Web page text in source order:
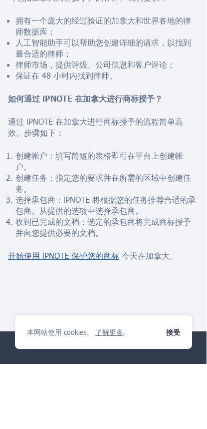
本网站使用 cookies。 了解更多. 接受
拥有一个庞大的经过验证的加拿大和世界各地的律
师数据库；
人工智能助手可以帮助您创建详细的请求，以找到
最合适的律师；
律师市场，提供评级、公司信息和客户评论；
保证在 48 小时内找到律师。
如何通过 iPNOTE 在加拿大进行商标授予？
通过 iPNOTE 在加拿大进行商标授予的流程简单高
效。步骤如下：
创建帐户：填写简短的表格即可在平台上创建帐
户。
创建任务：指定您的要求并在所需的区域中创建任
务。
选择承包商：iPNOTE 将根据您的任务推荐合适的承
包商。从提供的选项中选择承包商。
收到已完成的文档：选定的承包商将完成商标授予
并向您提供必要的文档。
开始使用 iPNOTE 保护您的商标 今天在加拿大。